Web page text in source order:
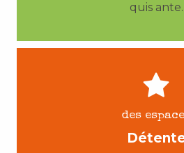
quis ante.
des